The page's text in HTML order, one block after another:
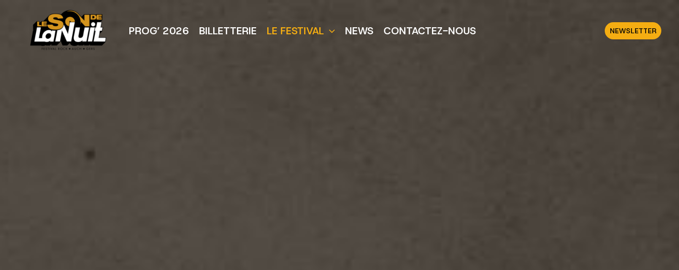
PROG’ 2026 BILLETTERIE LE FESTIVAL NEWS CONTACTEZ-NOUS NEWSLETTER